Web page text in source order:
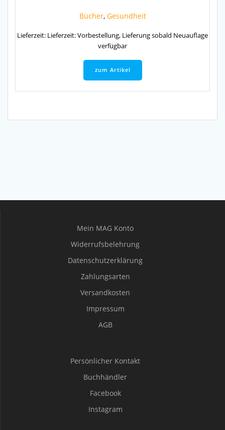
Bücher, Gesundheit
Lieferzeit: Lieferzeit: Vorbestellung, Lieferung sobald Neuauflage
verfügbar
zum Artikel
Dieses
weist
mehrere
Die
Mein MAG Konto
Widerrufsbelehrung
Datenschutzerklärung
Zahlungsarten
Versandkosten
Impressum
AGB
Persönlicher Kontakt
Buchhändler
Facebook
Instagram